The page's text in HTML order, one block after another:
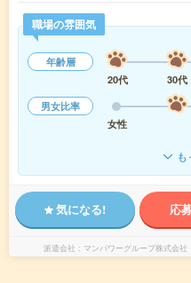
職場の雰囲気
年齢層
20代
30代
男女比率
女性
気になる! 応
派遣会社 マンパワーグループ株式会